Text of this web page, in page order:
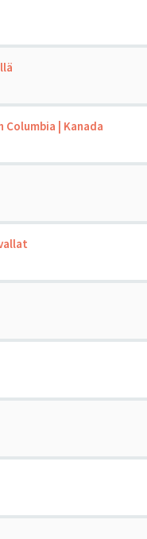
Columbia | Kanada